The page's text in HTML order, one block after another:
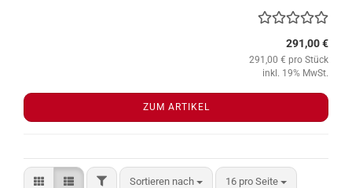
291,00 €
291,00 € pro Stück
inkl. 19% MwSt.
ZUM ARTIKEL
FILTERSortieren nach
Sortieren nach 16 pro Seite
pro Seite